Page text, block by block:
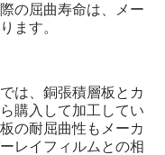
の屈曲寿命は、メー
ます。
は、銅張積層板とカ
購入して加工してい
の耐屈曲性もメーカ
レイフィルムとの相